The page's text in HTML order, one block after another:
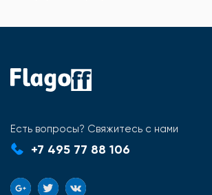
Есть вопросы? Свяжитесь с нами
+7 495 77 88 106